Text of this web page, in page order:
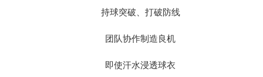
持球突破、打破防线
团队协作制造良机
即使汗水浸透球衣